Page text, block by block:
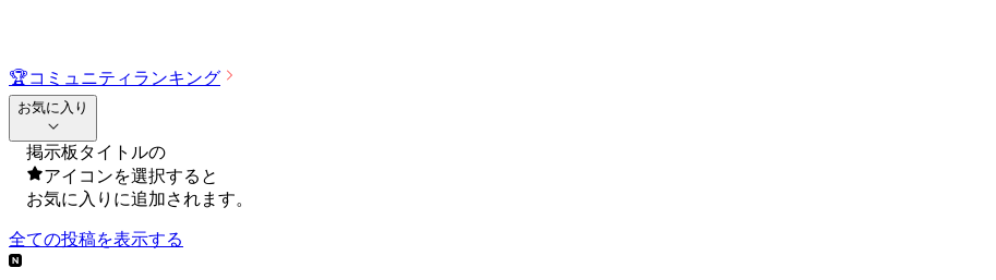
🏆コミュニティランキング
お気に入り
掲示板タイトルの
アイコンを選択すると
お気に入りに追加されます。
全ての投稿を表示する